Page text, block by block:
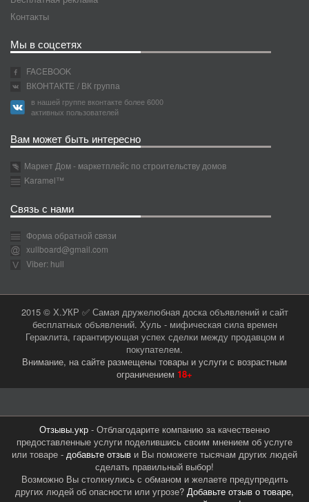
Контакты
Мы в соцсетях
FACEBOOK
ВКОНТАКТЕ / ВК группа
в нашей группе вконтакте более 6000
активных пользователей
Вам может быть интересно
Маркет Дом - маркетплейс по строительству домов
Karamel™
Связь с нами
Форма обратной связи
xullboard@gmail.com
Viber: hull
2015 © Х.УКР ✅ Самая дружелюбная доска объявлений и сайт
бесплатных объявлений. Хуль - мифическая сила времен
Гераклита, гарантирующая успех сделки между продавцом и
покупателем.
Внимание, на сайте размещены товары и услуги с возрастным
ограничением 18+
Отзывы.укр - Отблагодарите компанию за качественно
предоставленные услуги поделившись своим мнением об услуге
или товаре - добавьте отзыв и Вы поможете тысячам других людей
сделать правильный выбор!
Возможно Вы столкнулись с обманом и желаете предупредить
других людей об опасности или угрозе? Добавьте отзыв о товаре,